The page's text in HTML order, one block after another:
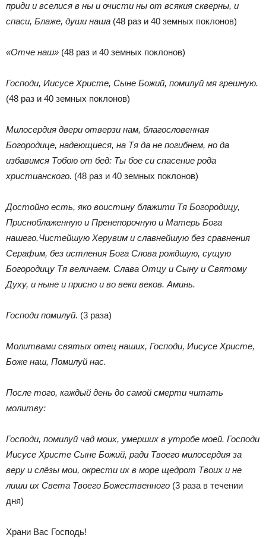
приди и вселися в ны и очисти ны от всякия скверны, и
спаси, Блаже, души наша (48 раз и 40 земных поклонов)
«Отче наш» (48 раз и 40 земных поклонов)
Господи, Иисусе Христе, Сыне Божий, помилуй мя грешную.
(48 раз и 40 земных поклонов)
Милосердия двери отверзи нам, благословенная
Богородице, надеющиеся, на Тя да не погибнем, но да
избавимся Тобою от бед: Ты бое си спасение рода
христианского. (48 раз и 40 земных поклонов)
Достойно есть, яко воистину блажити Тя Богородицу,
Присноблаженную и Пренепорочную и Матерь Бога
нашего.Чистейшую Херувим и славнейшую без сравнения
Серафим, без истления Бога Слова рождшую, сущую
Богородицу Тя величаем. Слава Отцу и Сыну и Святому
Духу, и ныне и присно и во веки веков. Аминь.
Господи помилуй. (3 раза)
Молитвами святых отец наших, Господи, Иисусе Христе,
Боже наш, Помилуй нас.
После того, каждый день до самой смерти читать
молитву:
Господи, помилуй чад моих, умерших в утробе моей. Господи
Иисусе Христе Сыне Божий, ради Твоего милосердия за
веру и слёзы мои, окрести их в море щедрот Твоих и не
лиши их Света Твоего Божественного (3 раза в течении
дня)
Храни Вас Господь!